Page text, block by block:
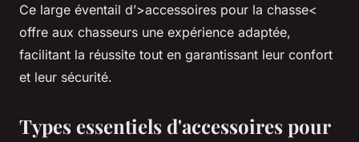
Ce large éventail d’>accessoires pour la chasse<
offre aux chasseurs une expérience adaptée,
facilitant la réussite tout en garantissant leur confort
et leur sécurité.
Types essentiels d'accessoires pour